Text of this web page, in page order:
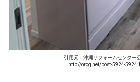
引用元：沖縄リフォームセンター
http://orcg.net/post-5924-